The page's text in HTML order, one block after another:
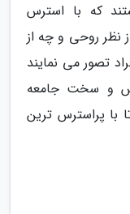
که با استرس
نظر روحی و چه از
تصور می نمایند
و سخت جامعه
با پراسترس ترین